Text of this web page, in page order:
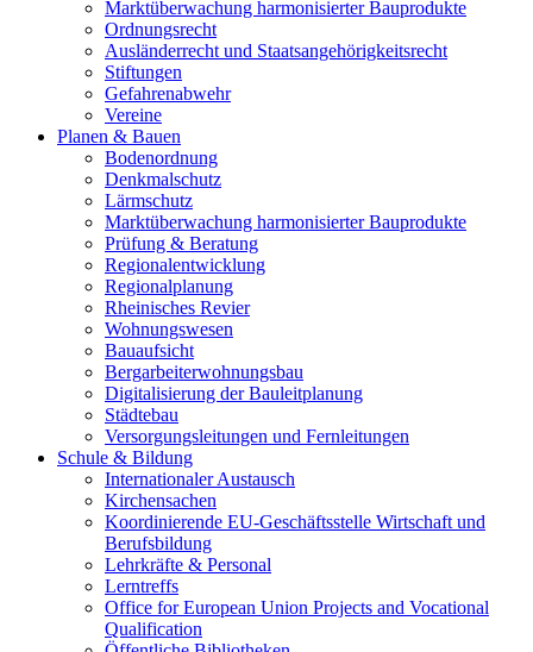
Marktüberwachung harmonisierter Bauprodukte
Ordnungsrecht
Ausländerrecht und Staatsangehörigkeitsrecht
Stiftungen
Gefahrenabwehr
Vereine
Planen & Bauen
Bodenordnung
Denkmalschutz
Lärmschutz
Marktüberwachung harmonisierter Bauprodukte
Prüfung & Beratung
Regionalentwicklung
Regionalplanung
Rheinisches Revier
Wohnungswesen
Bauaufsicht
Bergarbeiterwohnungsbau
Digitalisierung der Bauleitplanung
Städtebau
Versorgungsleitungen und Fernleitungen
Schule & Bildung
Internationaler Austausch
Kirchensachen
Koordinierende EU-Geschäftsstelle Wirtschaft und
Berufsbildung
Lehrkräfte & Personal
Lerntreffs
Office for European Union Projects and Vocational
Qualification